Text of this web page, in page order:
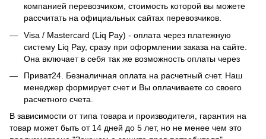
компанией перевозчиком, стоимость которой вы можете
рассчитать на официальных сайтах перевозчиков.
Visa / Mastercard (Liq Pay) - оплата через платежную
систему Liq Pay, сразу при оформлении заказа на сайте.
Она включает в себя так же возможность оплаты через
Приват24. Безналичная оплата на расчетный счет. Наш
менеджер формирует счет и Вы оплачиваете со своего
расчетного счета.
В зависимости от типа товара и производителя, гарантия на
товар может быть от 14 дней до 5 лет, но не менее чем это